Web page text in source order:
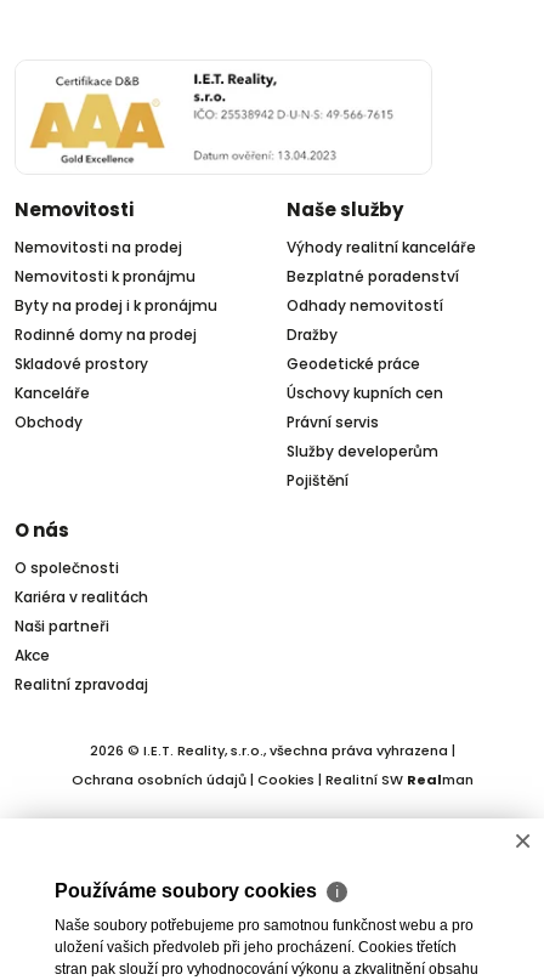
Nemovitosti
Nemovitosti na prodej
Nemovitosti k pronájmu
Byty na prodej i k pronájmu
Rodinné domy na prodej
Skladové prostory
Kanceláře
Obchody
Naše služby
Výhody realitní kanceláře
Bezplatné poradenství
Odhady nemovitostí
Dražby
Geodetické práce
Úschovy kupních cen
Právní servis
Služby developerům
Pojištění
O nás
O společnosti
Kariéra v realitách
Naši partneři
Akce
Realitní zpravodaj
2026 © I.E.T. Reality, s.r.o., všechna práva vyhrazena |
Ochrana osobních údajů| Cookies | Realitní SW Realman
×
Používáme soubory cookies ℹ
Naše soubory potřebujeme pro samotnou funkčnost webu a pro
uložení vašich předvoleb při jeho procházení. Cookies třetích
stran pak slouží pro vyhodnocování výkonu a zkvalitnění obsahu